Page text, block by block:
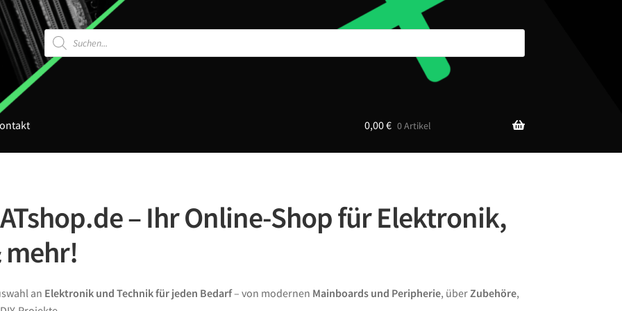
Products
search
0,00€ 0 Artikel
– Ihr Online-Shop für Elektronik,
mehr!
an Elektronik und Technik für jeden Bedarf– von modernen Mainboards und Peripherie, überZubehöre,